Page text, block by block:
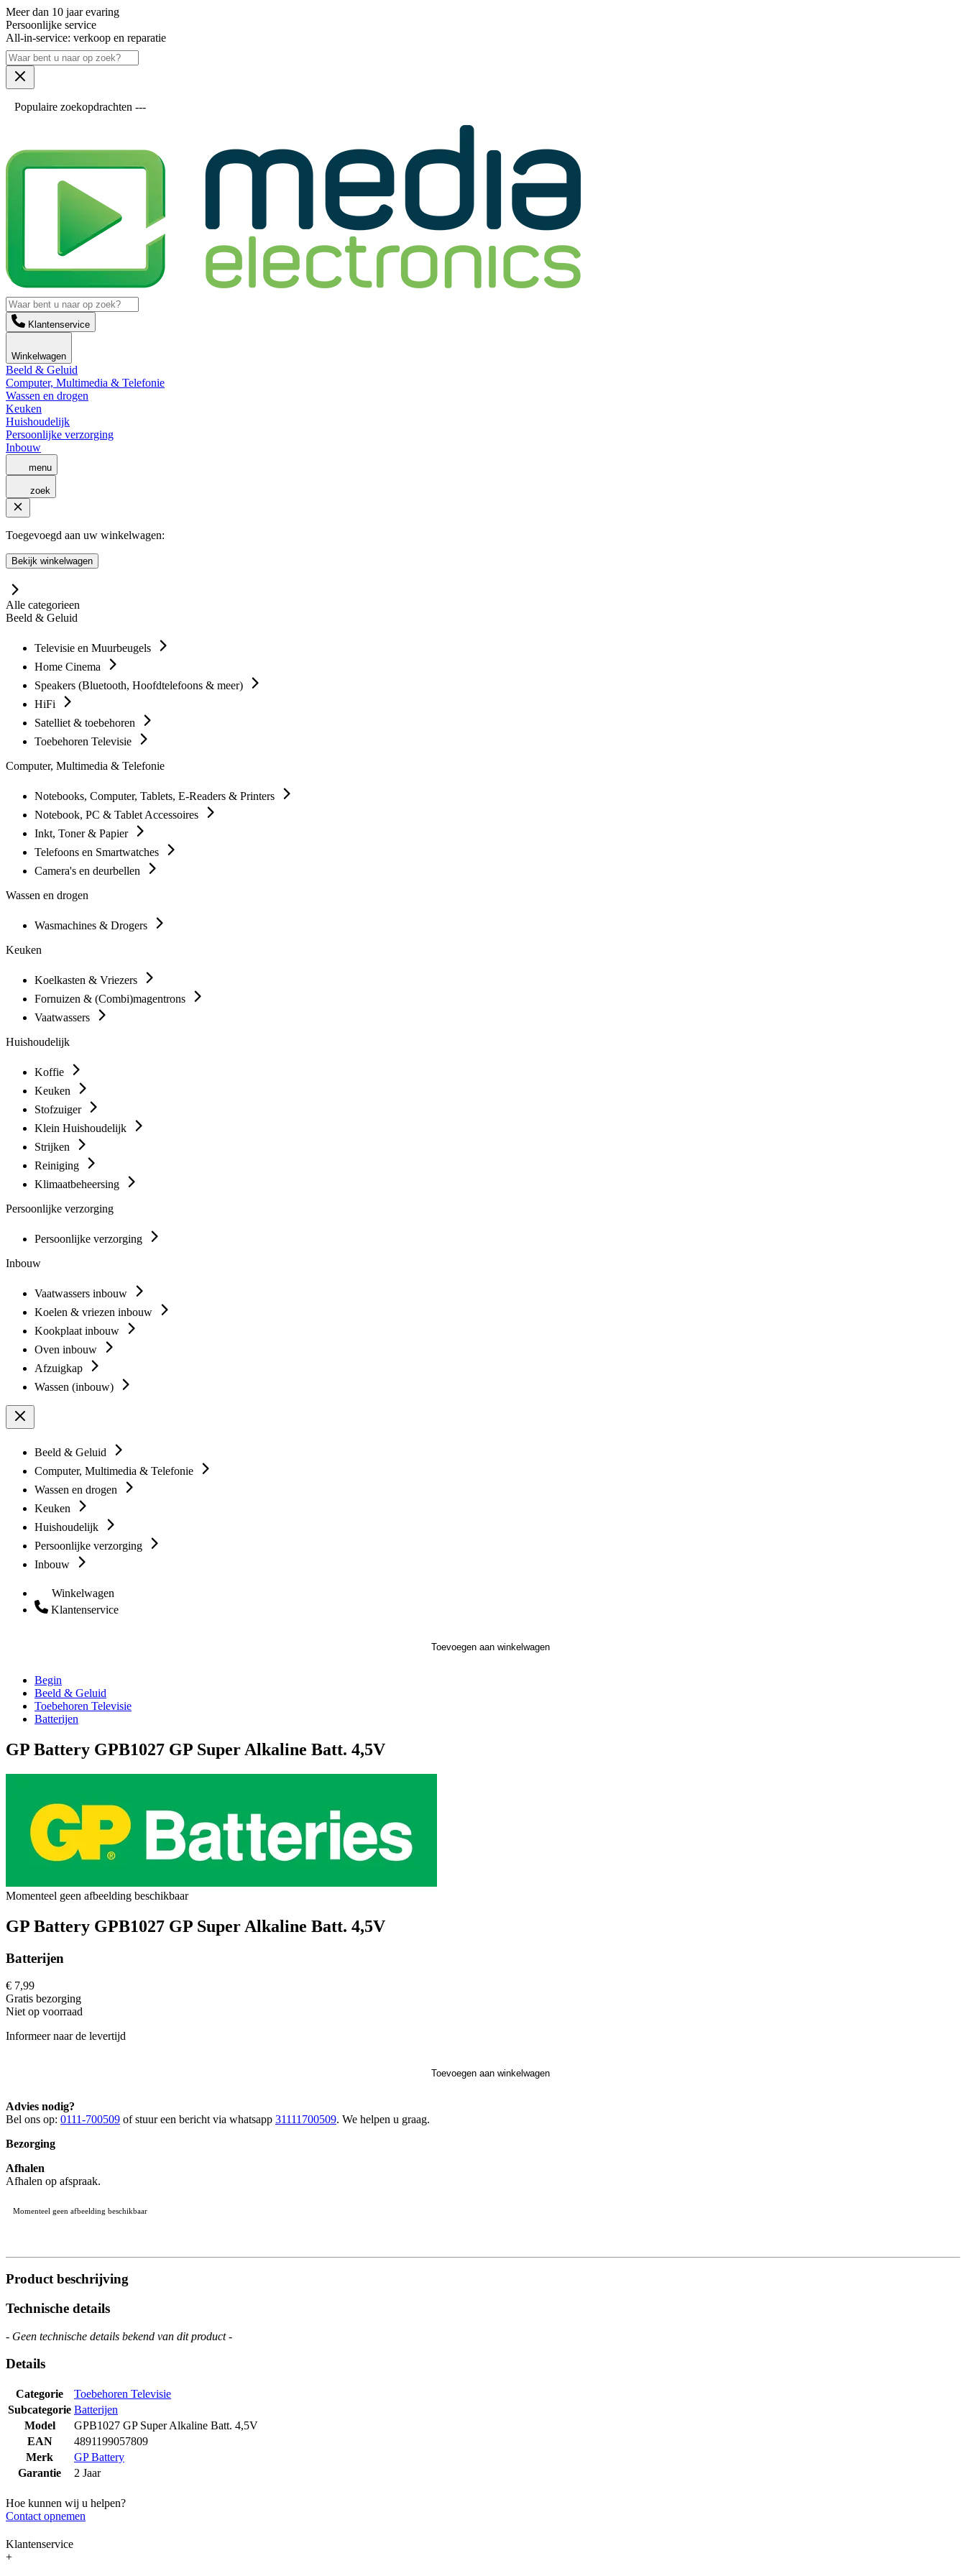
Meer dan 10 jaar evaring
Persoonlijke service
All-in-service: verkoop en reparatie
Populaire zoekopdrachten ---
Klantenservice
Winkelwagen
Beeld & Geluid
Computer, Multimedia & Telefonie
Wassen en drogen
Keuken
Huishoudelijk
Persoonlijke verzorging
Inbouw
menu
zoek
Toegevoegd aan uw winkelwagen:
Bekijk winkelwagen
Alle categorieen
Beeld & Geluid
Televisie en Muurbeugels
Home Cinema
Speakers (Bluetooth, Hoofdtelefoons & meer)
HiFi
Satelliet & toebehoren
Toebehoren Televisie
Computer, Multimedia & Telefonie
Notebooks, Computer, Tablets, E-Readers & Printers
Notebook, PC & Tablet Accessoires
Inkt, Toner & Papier
Telefoons en Smartwatches
Camera's en deurbellen
Wassen en drogen
Wasmachines & Drogers
Keuken
Koelkasten & Vriezers
Fornuizen & (Combi)magentrons
Vaatwassers
Huishoudelijk
Koffie
Keuken
Stofzuiger
Klein Huishoudelijk
Strijken
Reiniging
Klimaatbeheersing
Persoonlijke verzorging
Persoonlijke verzorging
Inbouw
Vaatwassers inbouw
Koelen & vriezen inbouw
Kookplaat inbouw
Oven inbouw
Afzuigkap
Wassen (inbouw)
Beeld & Geluid
Computer, Multimedia & Telefonie
Wassen en drogen
Keuken
Huishoudelijk
Persoonlijke verzorging
Inbouw
Winkelwagen
Klantenservice
Toevoegen aan winkelwagen
Begin
Beeld & Geluid
Toebehoren Televisie
Batterijen
GP Battery GPB1027 GP Super Alkaline Batt. 4,5V
Momenteel geen afbeelding beschikbaar
GP Battery GPB1027 GP Super Alkaline Batt. 4,5V
Batterijen
€ 7,99
Gratis bezorging
Niet op voorraad
Informeer naar de levertijd
Toevoegen aan winkelwagen
Advies nodig?
Bel ons op: 0111-700509 of stuur een bericht via whatsapp 31111700509. We helpen u graag.
Bezorging
Afhalen
Afhalen op afspraak.
Momenteel geen afbeelding beschikbaar
Product beschrijving
Technische details
- Geen technische details bekend van dit product -
Details
Categorie
Toebehoren Televisie
Subcategorie Batterijen
Model
GPB1027 GP Super Alkaline Batt. 4,5V
EAN
4891199057809
Merk
GP Battery
Garantie
2 Jaar
Hoe kunnen wij u helpen?
Contact opnemen
Klantenservice
+